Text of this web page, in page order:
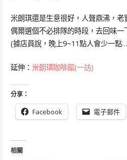
米朗琪還是生意很好，人聲鼎沸，老
偶爾選個不必排隊的時段，去回味一
(據店員說，晚上9~11點人會少一點
延伸： 米朗琪咖啡館(一訪)
分享：
Facebook 電子郵件
相關